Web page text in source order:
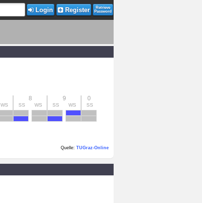
Login Register
Retrieve
Password
8 9 0
WS SS WS SS WS SS
Quelle: TUGraz-Online